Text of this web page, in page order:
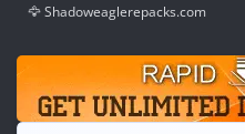
🦅 Shadoweaglerepacks.com